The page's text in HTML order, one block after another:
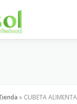
» CUBETA